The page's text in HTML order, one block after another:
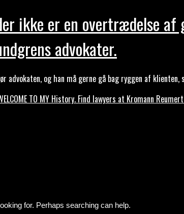
ikke er en overtrædelse
advokater.
advokaten, og han må gerne gå bag ryggen af
TO MY History. Find lawyers at Kromann
for. Perhaps searching can help.